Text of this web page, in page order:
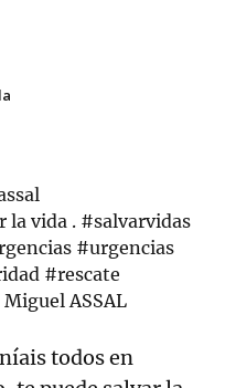
la vida . #salvarvidas
#urgencias
#rescate
ASSAL
todos en